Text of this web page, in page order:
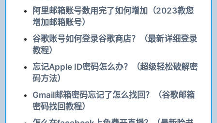
阿里邮箱账号数用完了如何增加（2023教您
增加邮箱账号）
谷歌账号如何登录谷歌商店？（最新详细登录
教程）
忘记Apple ID密码怎么办？（超级轻松破解密
码方法）
Gmail邮箱密码忘记了怎么找回？（谷歌邮箱
密码找回教程）